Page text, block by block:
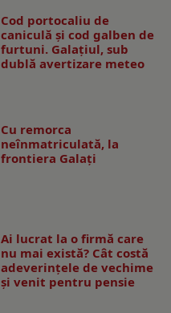
Cod portocaliu de
caniculă și cod galben de
furtuni. Galațiul, sub
dublă avertizare meteo
Cu remorca
neînmatriculată, la
frontiera Galați
Ai lucrat la o firmă care
nu mai există? Cât costă
adeverințele de vechime
și venit pentru pensie